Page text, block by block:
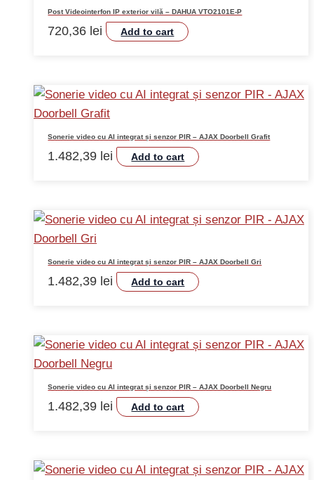
Post Videointerfon IP exterior vilă – DAHUA VTO2101E-P
720,36 lei Add to cart
Sonerie video cu AI integrat și senzor PIR – AJAX Doorbell Grafit
1.482,39 lei Add to cart
Sonerie video cu AI integrat și senzor PIR – AJAX Doorbell Gri
1.482,39 lei Add to cart
Sonerie video cu AI integrat și senzor PIR – AJAX Doorbell Negru
1.482,39 lei Add to cart